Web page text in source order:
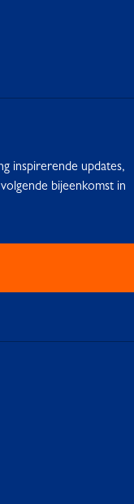
inspirerende updates,
bijeenkomst in